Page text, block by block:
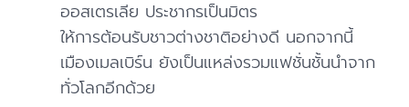
ออสเตรเลีย ประชากรเป็นมิตร
ให้การต้อนรับชาวต่างชาติอย่างดี นอกจากนี้
เมืองเมลเบิร์น ยังเป็นแหล่งรวมแฟชั่นชั้นนำจาก
ทั่วโลกอีกด้วย